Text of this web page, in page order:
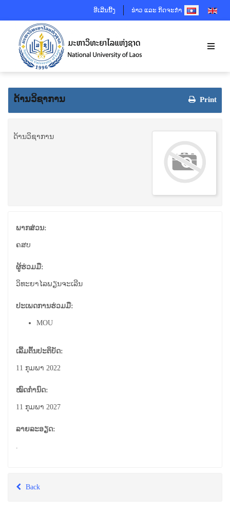
ອີເລີນນີ້ງ ຂ່າວ ແລະ ກິດຈະກຳSELECT YOUR
Print
ດ້ານວິຊາການ
ດ້ານວິຊາການ
ພາກສ່ວນ:
ຄສບ
ຜູ້ຮ່ວມມື:
ວິທະຍາໄລພຽນຈະເລີນ
ປະເພດການຮ່ວມມື:
MOU
ເລີ້ມຕົ້ນປະຕິບັດ:
11 ກຸມພາ 2022
ໝົດກຳນົດ:
11 ກຸມພາ 2027
ລາຍລະອຽດ:
.
Back